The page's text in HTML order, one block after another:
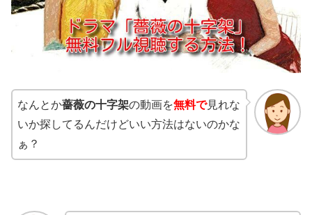
なんとか薔薇の十字架の動画を無料で見れな
いか探してるんだけどいい方法はないのかな
ぁ？